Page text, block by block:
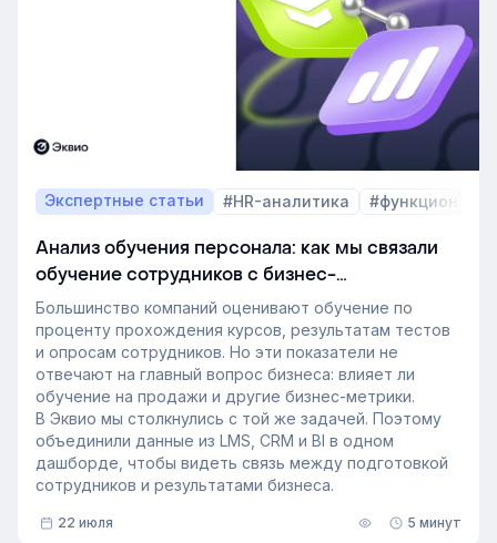
В этой статье разбираем, почему это происходит и
как эти изменения повлияют на корпоративное
обучение в ближайшие годы. Материал подготовлен
на основе интервью коммерческого директора
Эквио Леонида Бутакова для подкаста HR4People.
Экспертные статьи #HR-аналитика #функционал
Анализ обучения персонала: как мы связали
обучение сотрудников с бизнес-
показателями
Большинство компаний оценивают обучение по
проценту прохождения курсов, результатам тестов
и опросам сотрудников. Но эти показатели не
отвечают на главный вопрос бизнеса: влияет ли
обучение на продажи и другие бизнес-метрики.
В Эквио мы столкнулись с той же задачей. Поэтому
объединили данные из LMS, CRM и BI в одном
дашборде, чтобы видеть связь между подготовкой
сотрудников и результатами бизнеса.
22 июля 5 минут